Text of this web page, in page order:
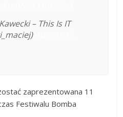
– This Is IT
zaprezentowana 11
Festiwalu Bomba